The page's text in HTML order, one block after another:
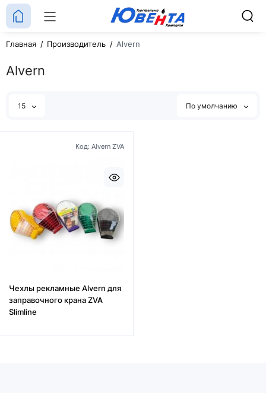
Главная Производитель Alvern
Alvern
15 По умолчанию
Код: Alvern ZVA
Чехлы рекламные Alvern для
заправочного крана ZVA
Slimline